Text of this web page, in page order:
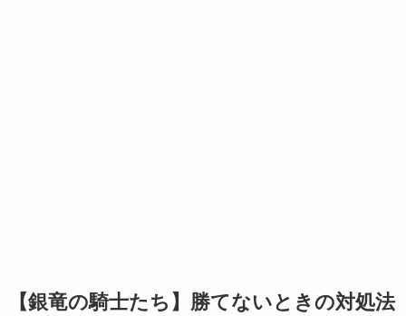
【銀竜の騎士たち】勝てないときの対処法